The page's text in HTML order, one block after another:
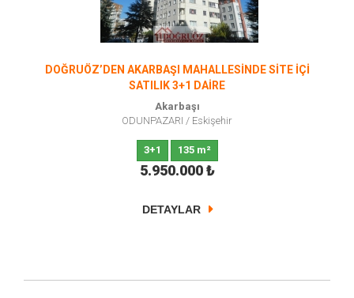
DOĞRUÖZ’DEN AKARBAŞI MAHALLESİNDE SİTE İÇİ
SATILIK 3+1 DAİRE
Akarbaşı
ODUNPAZARI / Eskişehir
3+1 135 m²
5.950.000 ₺
DETAYLAR